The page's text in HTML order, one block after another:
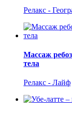
Релакс -
Массаж
тела
Релакс - Лайф